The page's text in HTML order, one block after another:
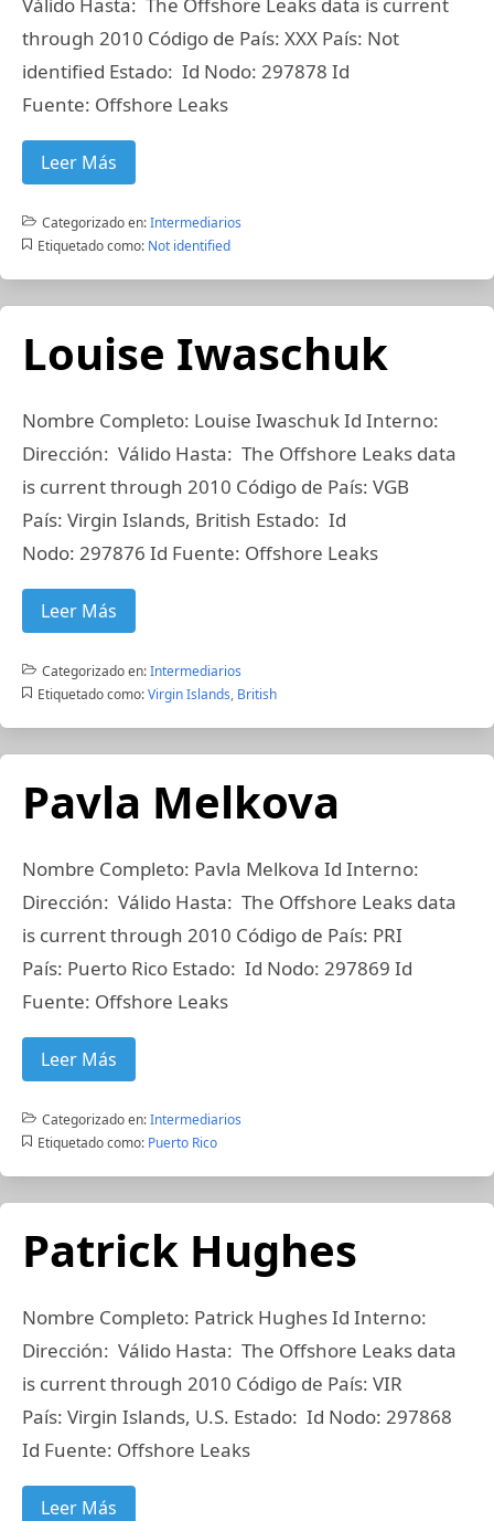
through 2010 Código de País: XXX País: Not
identified Estado: Id Nodo: 297878 Id
Fuente: Offshore Leaks
Leer Más
Categorizado en:Intermediarios
Etiquetado como: Not identified
Louise Iwaschuk
Nombre Completo: Louise Iwaschuk Id Interno:
Dirección: Válido Hasta: The Offshore Leaks data
is current through 2010 Código de País: VGB
País: Virgin Islands, British Estado: Id
Nodo: 297876 Id Fuente: Offshore Leaks
Leer Más
Categorizado en:Intermediarios
Etiquetado como: Virgin Islands, British
Pavla Melkova
Nombre Completo: Pavla Melkova Id Interno:
Dirección: Válido Hasta: The Offshore Leaks data
is current through 2010 Código de País: PRI
País: Puerto Rico Estado: Id Nodo: 297869 Id
Fuente: Offshore Leaks
Leer Más
Categorizado en:Intermediarios
Etiquetado como: Puerto Rico
Patrick Hughes
Nombre Completo: Patrick Hughes Id Interno:
Dirección: Válido Hasta: The Offshore Leaks data
is current through 2010 Código de País: VIR
País: Virgin Islands, U.S. Estado: Id Nodo: 297868
Id Fuente: Offshore Leaks
Leer Más